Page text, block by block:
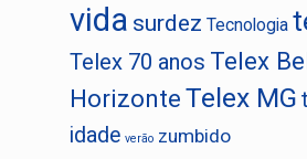
vida surdez Tecnologia
Telex 70 anos Telex
HorizonteTelex MG
idade verão zumbido